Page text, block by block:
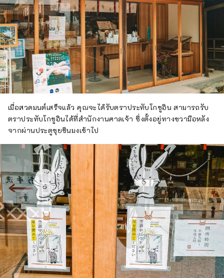
เมื่อสวดมนต์เสร็จแล้ว คุณจะได้รับตราประทับโกชูอิน สามารถรับ
ตราประทับโกชูอินได้ที่สำนักงานศาลเจ้า ซึ่งตั้งอยู่ทางขวามือหลัง
จากผ่านประตูซุยชินมงเข้าไป